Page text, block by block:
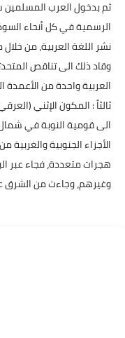
ثم بدخول العرب المسلمين
الرسمية في كل أنحاء
نشر اللغة العربية، من خلال
وقاد ذلك الى تناقص
العربية واحدة من الأعمدة
ثالثاً : المكون الإثني
الى قومية النوبة في
الأجزاء الجنوبية
هجرات متعددة، فجاء عبر
وغيرهم، وجاءت من الشرق